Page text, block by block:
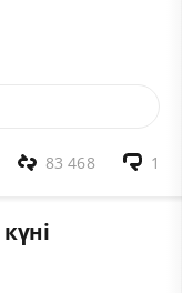
1
83 468